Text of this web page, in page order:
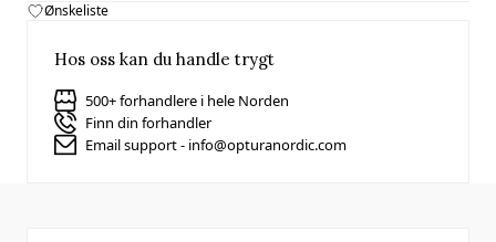
Ønskeliste
Hos oss kan du handle trygt
500+ forhandlere i hele Norden
Finn din forhandler
Email support - info@opturanordic.com